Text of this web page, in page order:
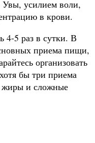
усилием воли,
в крови.
4-5 раз в сутки. В
приема пищи,
организовать
бы три приема
жиры и сложные